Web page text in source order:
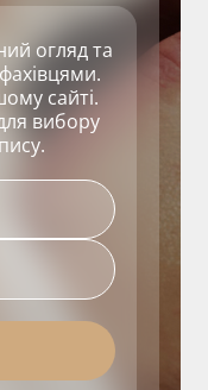
огляд та
сайті.
вибору